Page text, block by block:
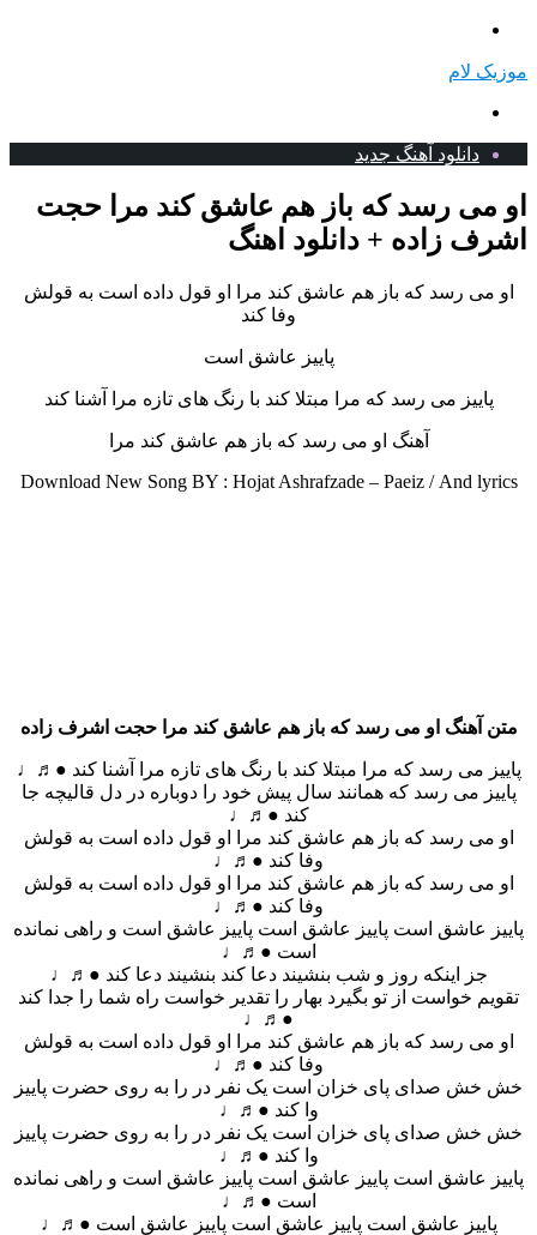
موزیک لام
دانلود آهنگ جدید
او می رسد که باز هم عاشق کند مرا حجت
اشرف زاده + دانلود اهنگ
او می رسد که باز هم عاشق کند مرا او قول داده است به قولش
وفا کند
پاییز عاشق است
پاییز می رسد که مرا مبتلا کند با رنگ های تازه مرا آشنا کند
آهنگ او می رسد که باز هم عاشق کند مرا
Download New Song BY : Hojat Ashrafzade – Paeiz / And lyrics
متن آهنگ او می رسد که باز هم عاشق کند مرا حجت اشرف زاده
پاییز می رسد که مرا مبتلا کند با رنگ های تازه مرا آشنا کند ●♬♩
پاییز می رسد که همانند سال پیش خود را دوباره در دل قالیچه جا
کند ●♬♩
او می رسد که باز هم عاشق کند مرا او قول داده است به قولش
وفا کند ●♬♩
او می رسد که باز هم عاشق کند مرا او قول داده است به قولش
وفا کند ●♬♩
پاییز عاشق است پاییز عاشق است پاییز عاشق است و راهی نمانده
است ●♬♩
جز اینکه روز و شب بنشیند دعا کند بنشیند دعا کند ●♬♩
تقویم خواست از تو بگیرد بهار را تقدیر خواست راه شما را جدا کند
●♬♩
او می رسد که باز هم عاشق کند مرا او قول داده است به قولش
وفا کند ●♬♩
خش خش صدای پای خزان است یک نفر در را به روی حضرت پاییز
وا کند ●♬♩
خش خش صدای پای خزان است یک نفر در را به روی حضرت پاییز
وا کند ●♬♩
پاییز عاشق است پاییز عاشق است پاییز عاشق است و راهی نمانده
است ●♬♩
پاییز عاشق است پاییز عاشق است پاییز عاشق است ●♬♩